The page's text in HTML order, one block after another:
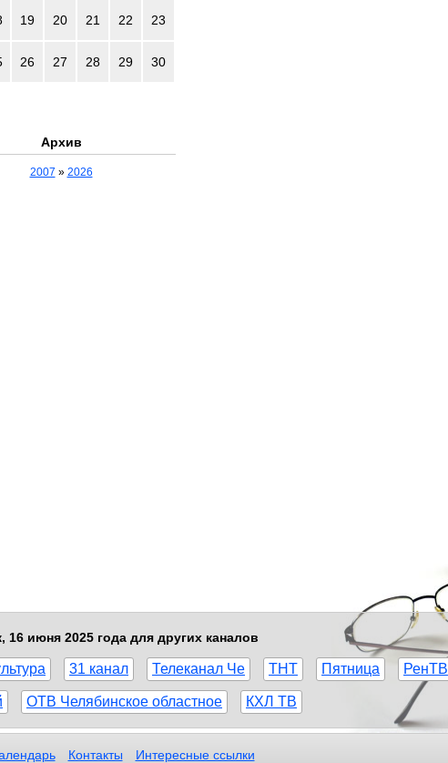
19 20 21 22 23
26 27 28 29 30
Архив
2007 » 2026
июня 2025 года для других каналов
31 канал Телеканал Че ТНТ Пятница РенТВ
ОТВ Челябинское областное КХЛ ТВ
Контакты Интересные ссылки